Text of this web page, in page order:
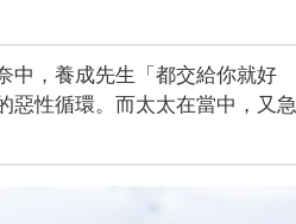
中，養成先生「都交給你就好
惡性循環。而太太在當中，又急